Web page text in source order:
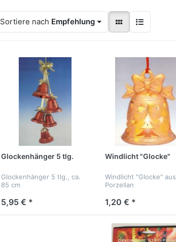
Sortiere nach Empfehlung
Glockenhänger 5 tlg.
Glockenhänger 5 tlg., ca.
85 cm
5,95 € *
Windlicht "Glocke"
Windlicht "Glocke" aus
Porzellan
1,20 € *